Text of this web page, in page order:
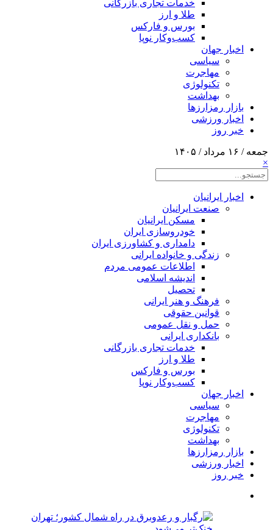
خدمات تجاری بازرگانی
طلا و ارز
بورس و فارکس
کسب‌وکار نوپا
اخبار جهان
سیاسی
مهاجرت
تکنولوژی
بهداشت
بازار رمزارزها
اخبار ورزشی
خبر روز
جمعه / ۱۶ مرداد / ۱۴۰۵
×
اخبار ایرانیان
صنعت ایرانیان
مسکن ایرانیان
خودروسازی ایران
دامداری و کشاورزی ایران
زندگی و خانواده ایرانی
اطلاعات عمومی مردم
اندیشه اسلامی
تحصیل
فرهنگ و هنر ایرانی
قوانین حقوقی
حمل و نقل عمومی
بانکداری ایرانی
خدمات تجاری بازرگانی
طلا و ارز
بورس و فارکس
کسب‌وکار نوپا
اخبار جهان
سیاسی
مهاجرت
تکنولوژی
بهداشت
بازار رمزارزها
اخبار ورزشی
خبر روز